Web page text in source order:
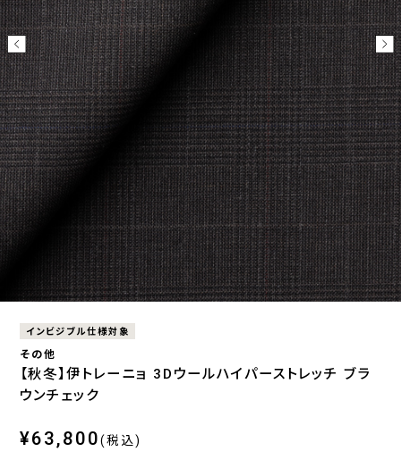
インビジブル仕様対象
その他
【秋冬】伊トレーニョ 3Dウールハイパーストレッチ ブラ
ウンチェック
¥63,800(税込)